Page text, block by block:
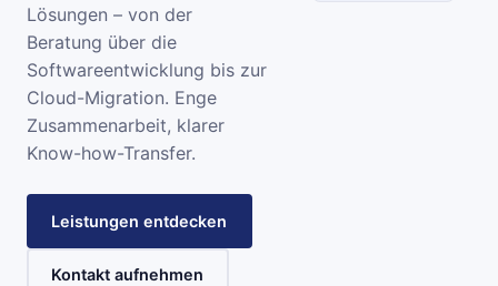
Lösungen – von der
Beratung über die
Softwareentwicklung bis zur
Cloud-Migration. Enge
Zusammenarbeit, klarer
Know-how-Transfer.
Leistungen entdecken
Kontakt aufnehmen